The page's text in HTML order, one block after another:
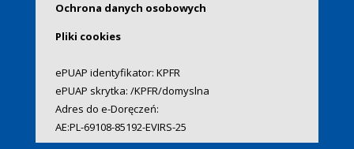
Ochrona danych osobowych
Pliki cookies
ePUAP identyfikator: KPFR
ePUAP skrytka: /KPFR/domyslna
Adres do e-Doręczeń:
AE:PL-69108-85192-EVIRS-25